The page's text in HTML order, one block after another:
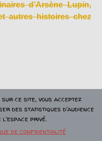
d’Arsène Lupin,
autres histoires chez
ce site, vous acceptez
des statistiques d'audience
privé.
de confidentialité